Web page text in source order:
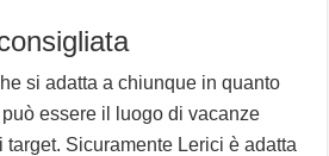
si adatta a chiunque in quanto
essere il luogo di vacanze
Sicuramente Lerici è adatta